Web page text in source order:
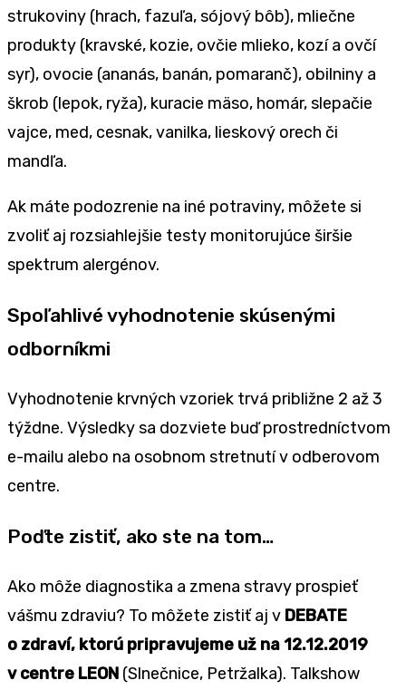
strukoviny (hrach, fazuľa, sójový bôb), mliečne
produkty (kravské, kozie, ovčie mlieko, kozí a ovčí
syr), ovocie (ananás, banán, pomaranč), obilniny a
škrob (lepok, ryža), kuracie mäso, homár, slepačie
vajce, med, cesnak, vanilka, lieskový orech či
mandľa.
Ak máte podozrenie na iné potraviny, môžete si
zvoliť aj rozsiahlejšie testy monitorujúce širšie
spektrum alergénov.
Spoľahlivé vyhodnotenie skúsenými
odborníkmi
Vyhodnotenie krvných vzoriek trvá približne 2 až 3
týždne. Výsledky sa dozviete buď prostredníctvom
e-mailu alebo na osobnom stretnutí v odberovom
centre.
Poďte zistiť, ako ste na tom…
Ako môže diagnostika a zmena stravy prospieť
vášmu zdraviu? To môžete zistiť aj v DEBATE
o zdraví, ktorú pripravujeme už na 12.12.2019
v centre LEON (Slnečnice, Petržalka). Talkshow